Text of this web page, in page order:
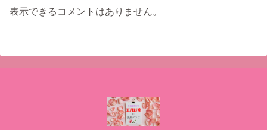
表示できるコメントはありません。